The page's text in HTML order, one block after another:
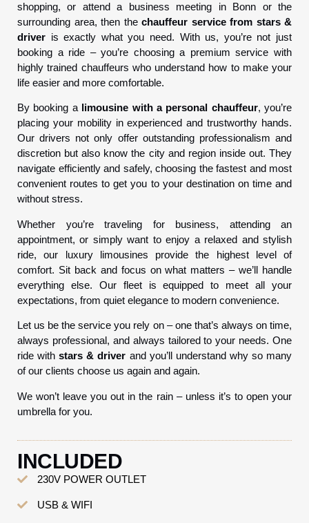
shopping, or attend a business meeting in Bonn or the
surrounding area, then the chauffeur service from stars &
driver is exactly what you need. With us, you’re not just
booking a ride – you’re choosing a premium service with
highly trained chauffeurs who understand how to make your
life easier and more comfortable.
By booking a limousine with a personal chauffeur, you’re
placing your mobility in experienced and trustworthy hands.
Our drivers not only offer outstanding professionalism and
discretion but also know the city and region inside out. They
navigate efficiently and safely, choosing the fastest and most
convenient routes to get you to your destination on time and
without stress.
Whether you’re traveling for business, attending an
appointment, or simply want to enjoy a relaxed and stylish
ride, our luxury limousines provide the highest level of
comfort. Sit back and focus on what matters – we’ll handle
everything else. Our fleet is equipped to meet all your
expectations, from quiet elegance to modern convenience.
Let us be the service you rely on – one that’s always on time,
always professional, and always tailored to your needs. One
ride withstars & driver and you’ll understand why so many
of our clients choose us again and again.
We won’t leave you out in the rain – unless it’s to open your
umbrella for you.
INCLUDED
230V POWER OUTLET
USB & WIFI